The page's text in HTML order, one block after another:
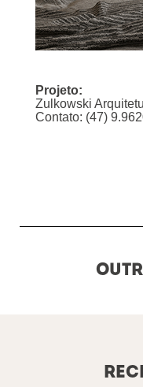
Projeto:
Zulkowski
Contato: (47)